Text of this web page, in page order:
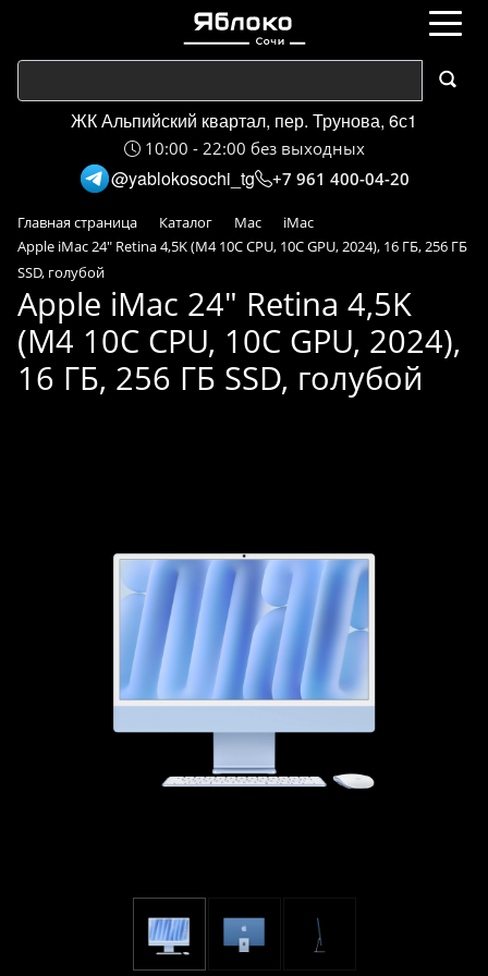
ЖК Альпийский квартал, пер. Трунова, 6с1
10:00 - 22:00 без выходных
@yablokosochi_tg +7 961 400-04-20
Главная страница Каталог Mac
iMac
Apple iMac 24" Retina 4,5K (M4 10C CPU, 10C GPU, 2024), 16 ГБ, 256 ГБ
SSD, голубой
Apple iMac 24" Retina 4,5K
(M4 10C CPU, 10C GPU, 2024),
16 ГБ, 256 ГБ SSD, голубой